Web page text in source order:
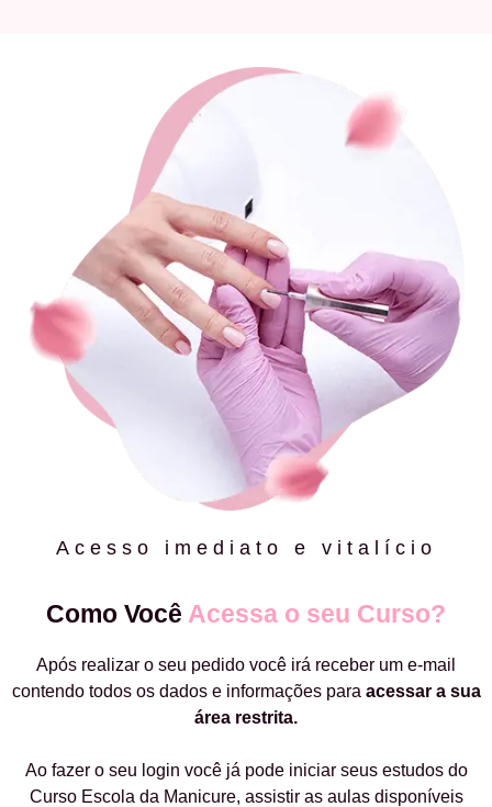
Acesso imediato e vitalício
Como Você Acessa o seu Curso?
Após realizar o seu pedido você irá receber um e-mail
contendo todos os dados e informações para acessar a sua
área restrita.
Ao fazer o seu login você já pode iniciar seus estudos do
Curso Escola da Manicure, assistir as aulas disponíveis